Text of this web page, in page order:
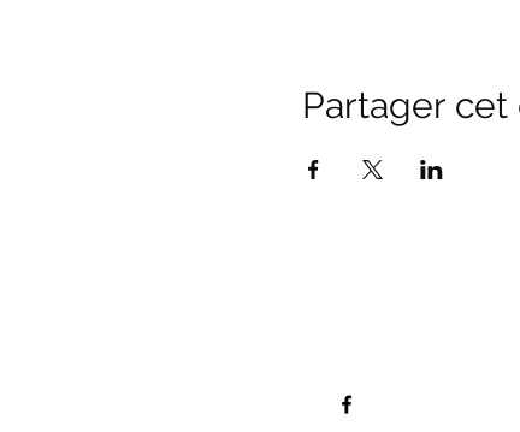
Partager